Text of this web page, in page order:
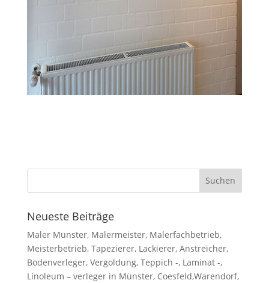
Neueste Beiträge
Maler Münster, Malermeister, Malerfachbetrieb,
Meisterbetrieb, Tapezierer, Lackierer, Anstreicher,
Bodenverleger, Vergoldung, Teppich -, Laminat -,
Linoleum – verleger in Münster, Coesfeld,Warendorf,